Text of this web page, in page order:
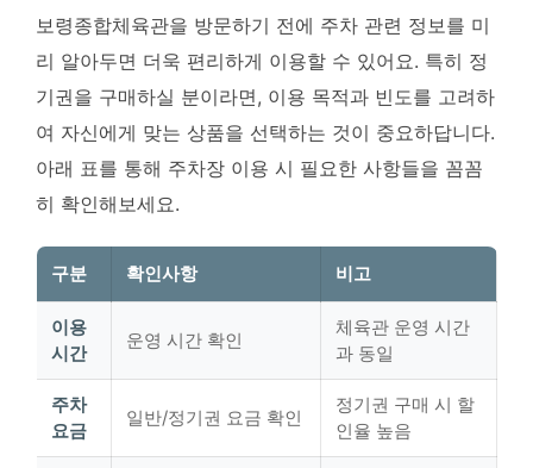
보령종합체육관을 방문하기 전에 주차 관련 정보를 미
리 알아두면 더욱 편리하게 이용할 수 있어요. 특히 정
기권을 구매하실 분이라면, 이용 목적과 빈도를 고려하
여 자신에게 맞는 상품을 선택하는 것이 중요하답니다.
아래 표를 통해 주차장 이용 시 필요한 사항들을 꼼꼼
히 확인해보세요.
구분 확인사항 비고
이용
시간
운영 시간 확인
체육관 운영 시간
과 동일
주차
요금
일반/정기권 요금 확인
정기권 구매 시 할
인율 높음